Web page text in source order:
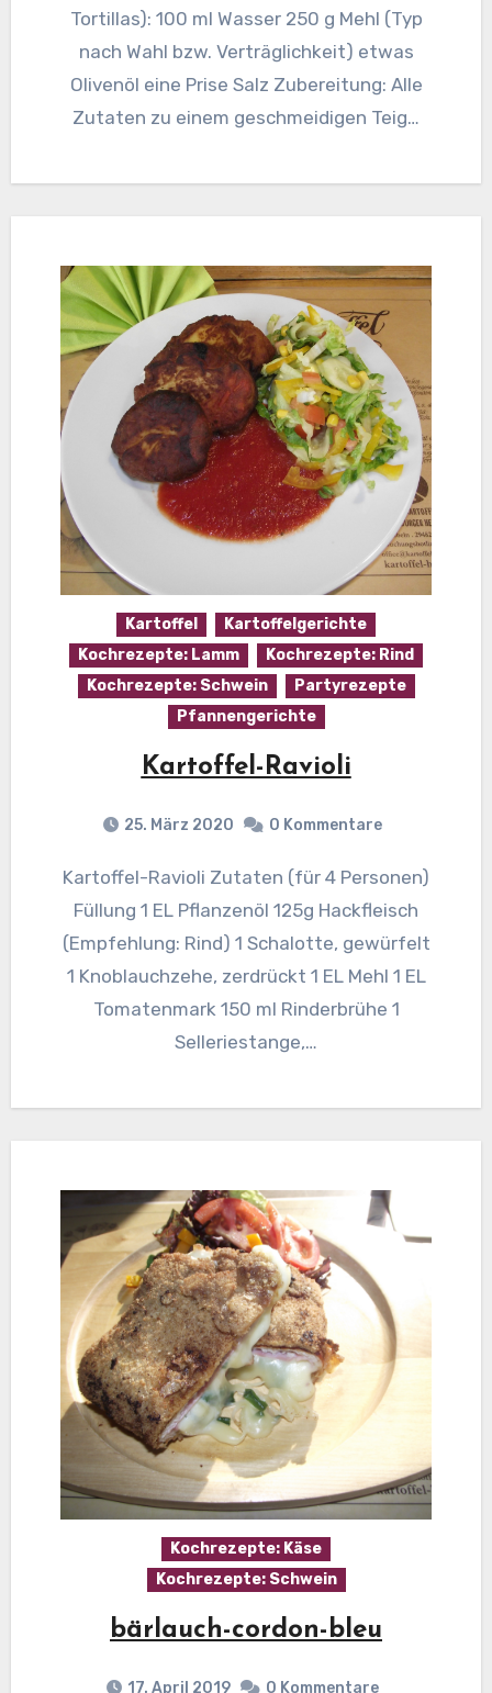
Tortillas): 100 ml Wasser 250 g Mehl (Typ
nach Wahl bzw. Verträglichkeit) etwas
Olivenöl eine Prise Salz Zubereitung: Alle
Zutaten zu einem geschmeidigen Teig…
Kartoffel
Kartoffelgerichte
Kochrezepte: Lamm
Kochrezepte: Rind
Kochrezepte: Schwein
Partyrezepte
Pfannengerichte
Kartoffel-Ravioli
25. März 2020 0 Kommentare
Kartoffel-Ravioli Zutaten (für 4 Personen)
Füllung 1 EL Pflanzenöl 125g Hackfleisch
(Empfehlung: Rind) 1 Schalotte, gewürfelt
1 Knoblauchzehe, zerdrückt 1 EL Mehl 1 EL
Tomatenmark 150 ml Rinderbrühe 1
Selleriestange,…
Kochrezepte: Käse
Kochrezepte: Schwein
bärlauch-cordon-bleu
17. April 2019 0 Kommentare